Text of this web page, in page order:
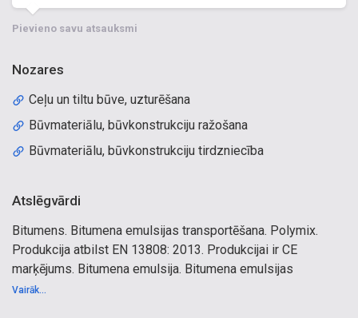
Pievieno savu atsauksmi
Nozares
Ceļu un tiltu būve, uzturēšana
Būvmateriālu, būvkonstrukciju ražošana
Būvmateriālu, būvkonstrukciju tirdzniecība
Atslēgvārdi
Bitumens. Bitumena emulsijas transportēšana. Polymix.
Produkcija atbilst EN 13808: 2013. Produkcijai ir CE
marķējums. Bitumena emulsija. Bitumena emulsijas
ražošana, Gulbene, Gulbenes novads, Vidzeme, Latvijā. Ceļu
Vairāk...